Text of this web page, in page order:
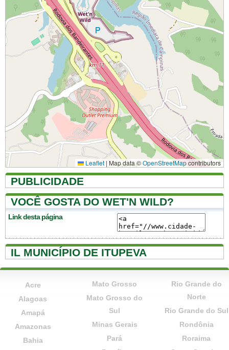
Leaflet | Map data ©OpenStreetMapcontributors
PUBLICIDADE
VOCÊ GOSTA DO WET'N WILD?
Link desta página
IL MUNICÍPIO DE ITUPEVA
Acre
Alagoas
Amapá
Amazonas
Bahia
Mato Grosso
Mato Grosso do
Sul
Minas Gerais
Pará
Rio Grande do
Norte
Rio Grande do Sul
Rondônia
Roraima